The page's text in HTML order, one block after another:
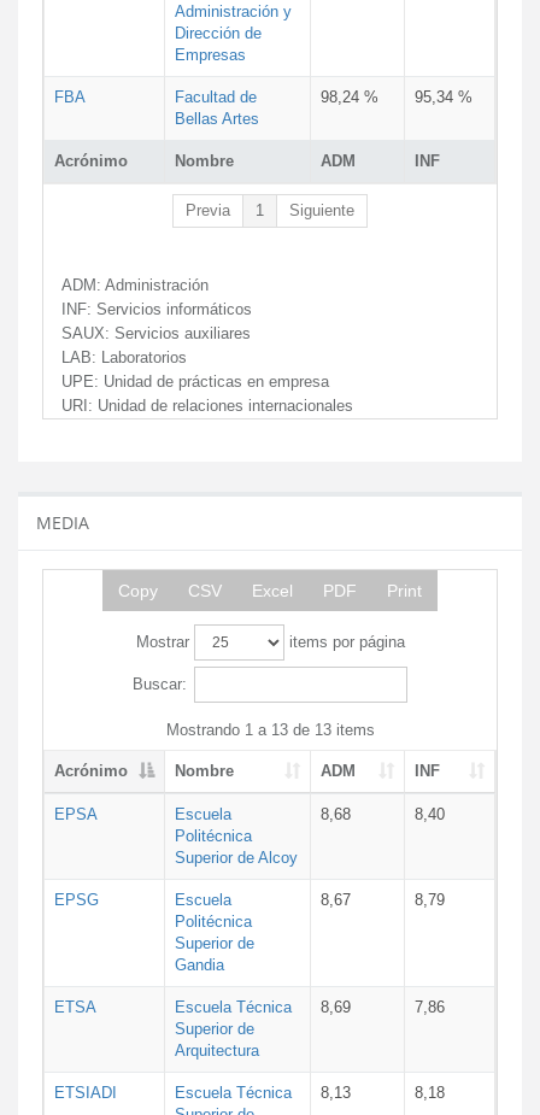
Acrónimo Nombre ADM INF
Administración y
Dirección de
Empresas
FBA
Facultad de
Bellas Artes
98,24 % 95,34 %
Previa 1 Siguiente
ADM: Administración
INF: Servicios informáticos
SAUX: Servicios auxiliares
LAB: Laboratorios
UPE: Unidad de prácticas en empresa
URI: Unidad de relaciones internacionales
MEDIA
Copy CSV Excel PDF Print
Mostrar items por página
Buscar:
Mostrando 1 a 13 de 13 items
Acrónimo Nombre ADM INF
EPSA
Escuela
Politécnica
Superior de Alcoy
8,68 8,40
EPSG
Escuela
Politécnica
Superior de
Gandia
8,67 8,79
ETSA
Escuela Técnica
Superior de
Arquitectura
8,69 7,86
ETSIADI
Escuela Técnica
8,13 8,18